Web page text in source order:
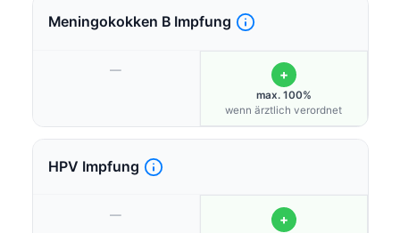
Meningokokken B Impfung
— +
max. 100%
wenn ärztlich verordnet
HPV Impfung
— +